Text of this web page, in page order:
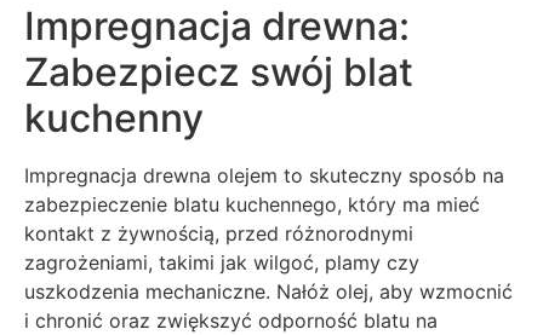
Impregnacja drewna:
Zabezpiecz swój blat
kuchenny
Impregnacja drewna olejem to skuteczny sposób na
zabezpieczenie blatu kuchennego, który ma mieć
kontakt z żywnością, przed różnorodnymi
zagrożeniami, takimi jak wilgoć, plamy czy
uszkodzenia mechaniczne. Nałóż olej, aby wzmocnić
i chronić oraz zwiększyć odporność blatu na